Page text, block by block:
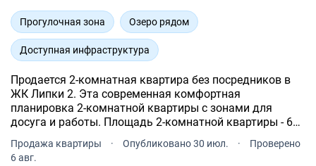
Прогулочная зона Озеро рядом
Доступная инфраструктура
Продается 2-комнатная квартира без посредников в
ЖК Липки 2. Эта современная комфортная
планировка 2-комнатной квартиры с зонами для
досуга и работы. Площадь 2-комнатной квартиры - 67
этажного дома.
Продажа квартиры · Опубликовано 30 июл. ·
Проверено
6 авг.